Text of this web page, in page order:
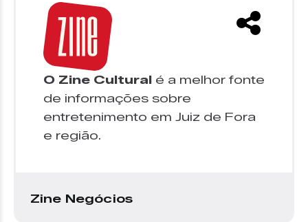
O Zine Cultural é a melhor fonte
de informações sobre
entretenimento em Juiz de Fora
e região.
Zine Negócios